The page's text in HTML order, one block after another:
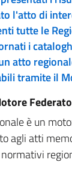
l'atto di
tutte le
i
atto
tramite il
è un
agli atti